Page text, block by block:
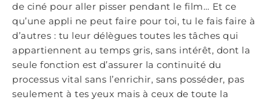
de ciné pour aller pisser pendant le film… Et ce
qu’une appli ne peut faire pour toi, tu le fais faire à
d’autres : tu leur délègues toutes les tâches qui
appartiennent au temps gris, sans intérêt, dont la
seule fonction est d’assurer la continuité du
processus vital sans l’enrichir, sans posséder, pas
seulement à tes yeux mais à ceux de toute la